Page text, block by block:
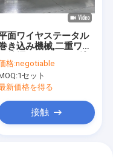
面ワイヤステータル
き込み機械,二重ワイ
性のある塗料除去機
格:negotiable
1セット
新価格を得る
接触